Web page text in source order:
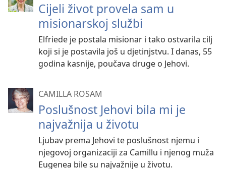
Cijeli život provela sam u
misionarskoj službi
Elfriede je postala misionar i tako ostvarila cilj
koji si je postavila još u djetinjstvu. I danas, 55
godina kasnije, poučava druge o Jehovi.
CAMILLA ROSAM
Poslušnost Jehovi bila mi je
najvažnija u životu
Ljubav prema Jehovi te poslušnost njemu i
njegovoj organizaciji za Camillu i njenog muža
Eugenea bile su najvažnije u životu.